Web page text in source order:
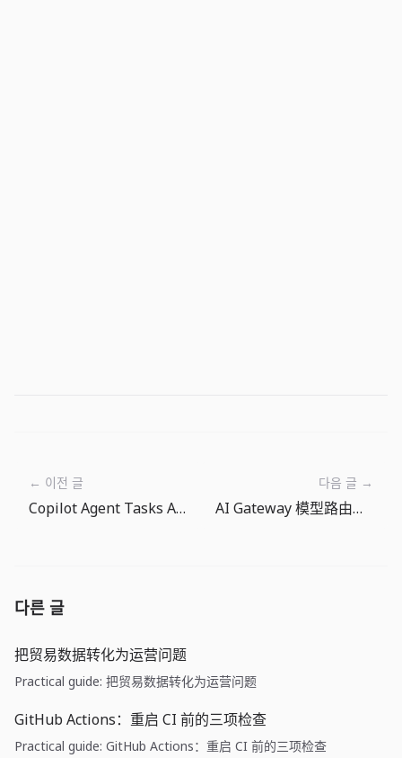
← 이전 글
Copilot Agent Tasks API 让编码 Agent 成为工程工作队列
다음 글 →
AI Gateway 模型路由：LLM 选择正在变成运维策略
다른 글
把贸易数据转化为运营问题
Practical guide: 把贸易数据转化为运营问题
GitHub Actions：重启 CI 前的三项检查
Practical guide: GitHub Actions：重启 CI 前的三项检查